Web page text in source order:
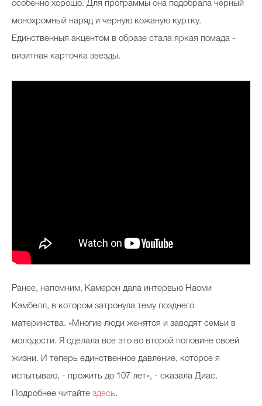
особенно хорошо. Для программы она подобрала черный
монохромный наряд и черную кожаную куртку.
Единственныя акцентом в образе стала яркая помада -
визитная карточка звезды.
Ранее, напомним, Камерон дала интервью Наоми
Кэмбелл, в котором затронула тему позднего
материнства. «Многие люди женятся и заводят семьи в
молодости. Я сделала все это во второй половине своей
жизни. И теперь единственное давление, которое я
испытываю, - прожить до 107 лет», - сказала Диас.
Подробнее читайте здесь.